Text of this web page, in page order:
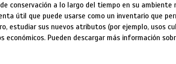
conservación a lo largo del tiempo en su ambiente
útil que puede usarse como un inventario que
estudiar sus nuevos atributos (por ejemplo, usos
económicos. Pueden descargar más información